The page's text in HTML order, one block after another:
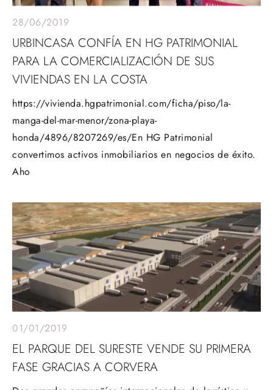
28/06/2019
URBINCASA CONFÍA EN HG PATRIMONIAL
PARA LA COMERCIALIZACIÓN DE SUS
VIVIENDAS EN LA COSTA
https://vivienda.hgpatrimonial.com/ficha/piso/la-
manga-del-mar-menor/zona-playa-
honda/4896/8207269/es/En HG Patrimonial
convertimos activos inmobiliarios en negocios de éxito.
Aho
01/01/2019
EL PARQUE DEL SURESTE VENDE SU PRIMERA
FASE GRACIAS A CORVERA